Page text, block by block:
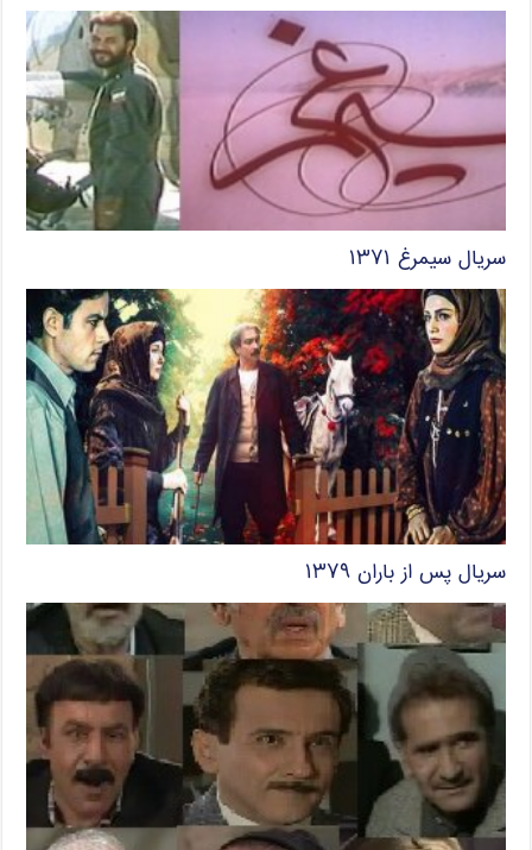
سریال سیمرغ ۱۳۷۱
سریال پس از باران ۱۳۷۹